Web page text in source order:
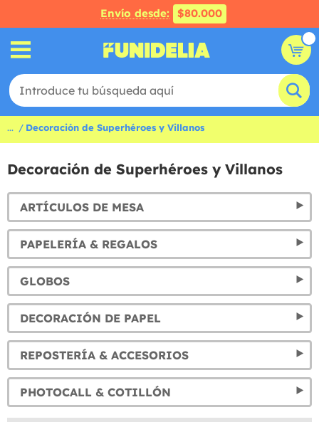
Envío desde: $80.000
... Decoración de Superhéroes y Villanos
Decoración de Superhéroes y Villanos
ARTÍCULOS DE MESA
PAPELERÍA & REGALOS
GLOBOS
DECORACIÓN DE PAPEL
REPOSTERÍA & ACCESORIOS
PHOTOCALL & COTILLÓN